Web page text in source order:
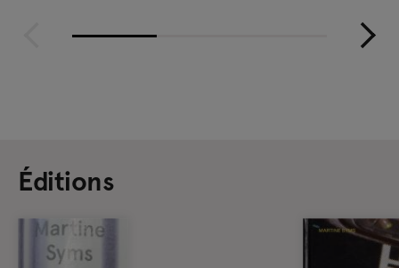
Éditions